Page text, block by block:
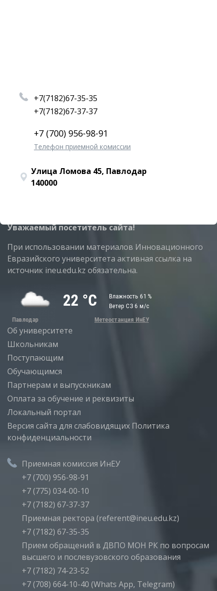
+7(7182)67-35-35
+7(7182)67-37-37
+7 (700) 956-98-91
Телефон приемной комиссии
Улица Ломова 45, Павлодар
140000
Уважаемый посетитель сайта!
При использовании материалов Инновационного
Евразийского университета активная ссылка на
источник ineu.edu.kz обязательна.
Об университете
Школьникам
Поступающим
Обучающимся
Партнерам и выпускникам
Оплата за обучение и реквизиты
Локальный портал
Версия сайта для слабовидящих Политика
конфиденциальности
Приемная комиссия ИнЕУ
+7 (700) 956-98-91
+7 (775) 034-00-10
+7 (7182) 67-37-37
Приемная ректора (referent@ineu.edu.kz)
+7 (7182) 67-35-35
Прием обращений в ДВПО МОН РК по вопросам
высшего и послевузовского образования
+7 (7182) 74-23-52
+7 (708) 664-10-40 (Whats App, Telegram)